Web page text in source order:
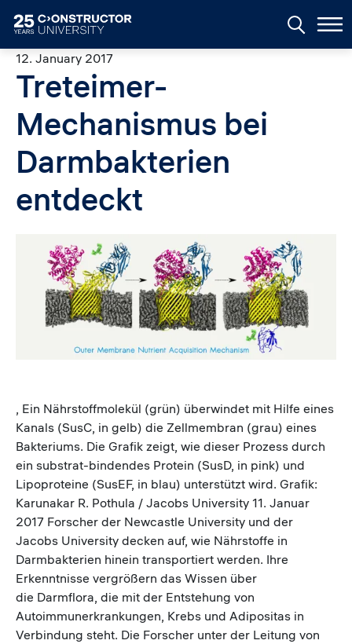
12. January 2017
Treteimer-
Mechanismus bei
Darmbakterien
entdeckt
, Ein Nährstoffmolekül (grün) überwindet mit Hilfe eines
Kanals (SusC, in gelb) die Zellmembran (grau) eines
Bakteriums. Die Grafik zeigt, wie dieser Prozess durch
ein substrat-bindendes Protein (SusD, in pink) und
Lipoproteine (SusEF, in blau) unterstützt wird. Grafik:
Karunakar R. Pothula / Jacobs University 11. Januar
2017 Forscher der Newcastle University und der
Jacobs University decken auf, wie Nährstoffe in
Darmbakterien hinein transportiert werden. Ihre
Erkenntnisse vergrößern das Wissen über
die Darmflora, die mit der Entstehung von
Autoimmunerkrankungen, Krebs und Adipositas in
Verbindung steht. Die Forscher unter der Leitung von